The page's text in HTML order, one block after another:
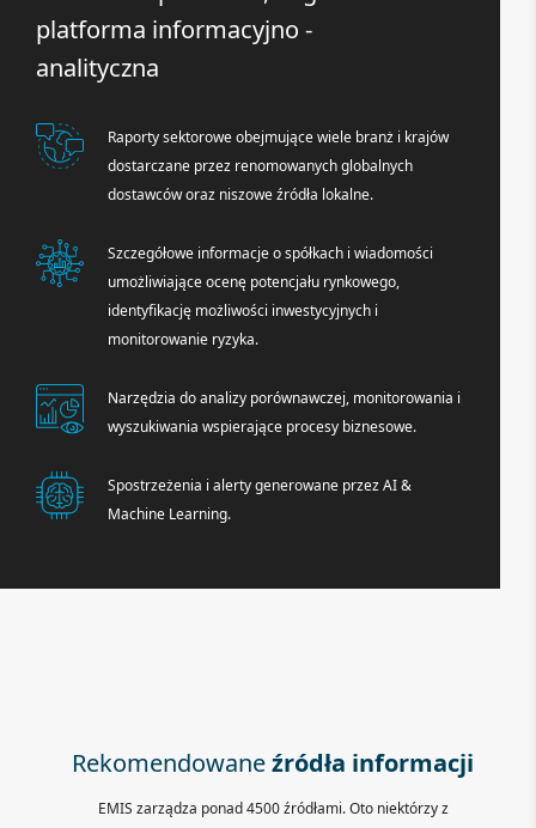
platforma informacyjno -
analityczna
Raporty sektorowe obejmujące wiele branż i krajów
dostarczane przez renomowanych globalnych
dostawców oraz niszowe źródła lokalne.
Szczegółowe informacje o spółkach i wiadomości
umożliwiające ocenę potencjału rynkowego,
identyfikację możliwości inwestycyjnych i
monitorowanie ryzyka.
Narzędzia do analizy porównawczej, monitorowania i
wyszukiwania wspierające procesy biznesowe.
Spostrzeżenia i alerty generowane przez AI &
Machine Learning.
Rekomendowaneźródła informacji
EMIS zarządza ponad 4500 źródłami. Oto niektórzy z